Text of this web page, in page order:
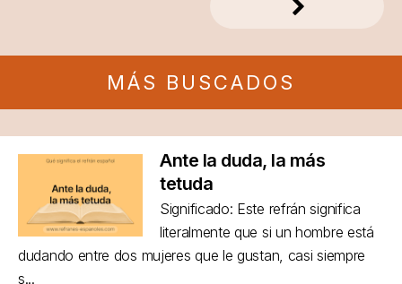
MÁS BUSCADOS
Ante la duda, la más
tetuda
Significado: Este refrán significa
literalmente que si un hombre está
dudando entre dos mujeres que le gustan, casi siempre
s...